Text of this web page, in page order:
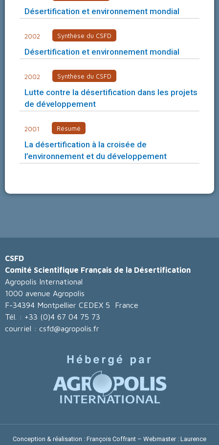
Désertification et environnement mondial
2002 Synthèse du CSFD
Désertification et environnement mondial
2002 Synthèse du CSFD
Lutte contre la désertification dans les projets
de développement
2001 Résumé
La désertification à la croisée de
l’environnement et du développement
CSFD
Comité Scientifique Français de la Désertification
Agropolis International
1000 avenue Agropolis
F-34394 Montpellier CEDEX 5 France
Tél. : +33 (0)4 67 04 75 73
courriel : csfd@agropolis.fr
Conception & réalisation : François Coffrant – Webmaster : Laurence